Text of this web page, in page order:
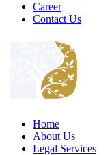
Career
Contact Us
Home
About Us
Legal Services